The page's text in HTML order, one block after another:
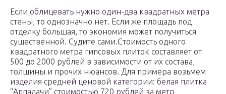
Если облицевать нужно один-два квадратных метра
стены, то однозначно нет. Если же площадь под
отделку большая, то экономия может получиться
существенной. Судите сами.Стоимость одного
квадратного метра гипсовых плиток составляет от
500 до 2000 рублей в зависимости от их состава,
толщины и прочих нюансов. Для примера возьмем
изделия средней ценовой категории: белая плитка
“Аппалачи” стоимостью 720 рублей за метр